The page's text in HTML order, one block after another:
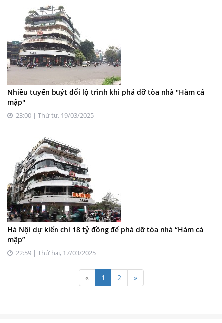
Nhiều tuyến buýt đổi lộ trình khi phá dỡ tòa nhà "Hàm cá
mập"
23:00 | Thứ tư, 19/03/2025
Hà Nội dự kiến chi 18 tỷ đồng để phá dỡ tòa nhà “Hàm cá
mập”
22:59 | Thứ hai, 17/03/2025
« 1 2 »